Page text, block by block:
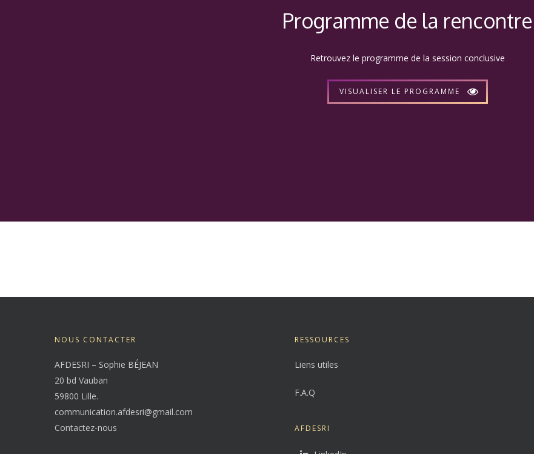
Programme de la rencontre
Retrouvez le programme de la session conclusive
VISUALISER LE PROGRAMME
NOUS CONTACTER
AFDESRI – Sophie BÉJEAN
20 bd Vauban
59800 Lille.
communication.afdesri@gmail.com
Contactez-nous
RESSOURCES
Liens utiles
F.A.Q
AFDESRI